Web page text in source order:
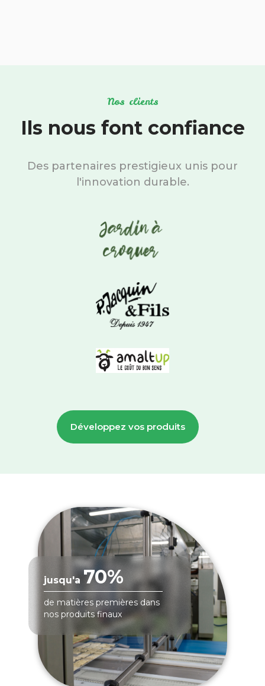
Nos clients
Ils nous font confiance
Des partenaires prestigieux unis pour
l'innovation durable.
Développez vos produits
jusqu'a 70%
de matières premières dans
nos produits finaux